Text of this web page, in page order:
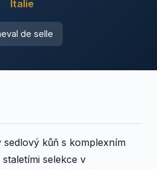
Italie
de selle
sedlový kůň s komplexním
selekce v